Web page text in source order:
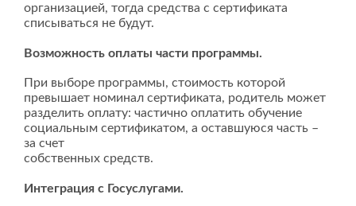
организацией, тогда средства с сертификата
списываться не будут.
Возможность оплаты части программы.
При выборе программы, стоимость которой
превышает номинал сертификата, родитель может
разделить оплату: частично оплатить обучение
социальным сертификатом, а оставшуюся часть –
за счет
собственных средств.
Интеграция с Госуслугами.